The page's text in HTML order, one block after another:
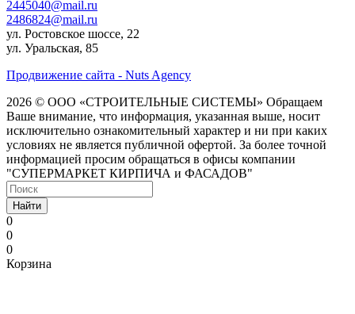
2445040@mail.ru
2486824@mail.ru
ул. Ростовское шоссе, 22
ул. Уральская, 85
Продвижение сайта - Nuts Agency
2026 © ООО «СТРОИТЕЛЬНЫЕ СИСТЕМЫ» Обращаем
Ваше внимание, что информация, указанная выше, носит
исключительно ознакомительный характер и ни при каких
условиях не является публичной офертой. За более точной
информацией просим обращаться в офисы компании
"СУПЕРМАРКЕТ КИРПИЧА и ФАСАДОВ"
Найти
0
0
0
Корзина